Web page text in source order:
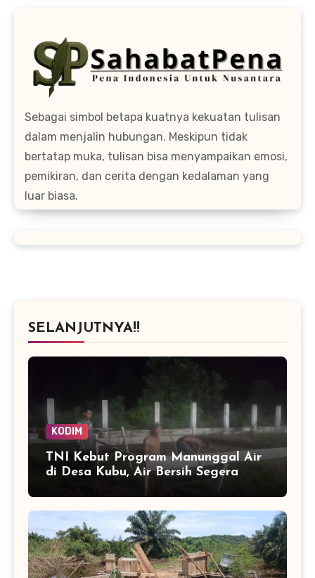
Sebagai simbol betapa kuatnya kekuatan tulisan
dalam menjalin hubungan. Meskipun tidak
bertatap muka, tulisan bisa menyampaikan emosi,
pemikiran, dan cerita dengan kedalaman yang
luar biasa.
SELANJUTNYA!!
KODIM
TNI Kebut Program Manunggal Air
di Desa Kubu, Air Bersih Segera